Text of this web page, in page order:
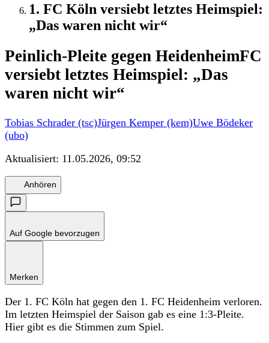
1. FC Köln versiebt letztes Heimspiel:
„Das waren nicht wir“
Peinlich-Pleite gegen HeidenheimFC
versiebt letztes Heimspiel: „Das
waren nicht wir“
Tobias Schrader (tsc)Jürgen Kemper (kem)Uwe Bödeker
(ubo)
Aktualisiert: 11.05.2026, 09:52
Anhören
Auf Google bevorzugen
Merken
Der 1. FC Köln hat gegen den 1. FC Heidenheim verloren.
Im letzten Heimspiel der Saison gab es eine 1:3-Pleite.
Hier gibt es die Stimmen zum Spiel.